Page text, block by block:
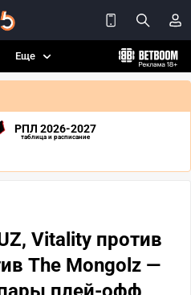
Еще
РПЛ 2026-2027
таблица и расписание
Vitality против
The Mongolz —